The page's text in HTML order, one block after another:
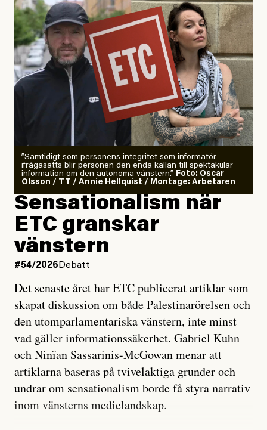
”Samtidigt som personens integritet som informatör
ifrågasätts blir personen den enda källan till spektakulär
information om den autonoma vänstern.” Foto: Oscar
Olsson / TT / Annie Hellquist / Montage: Arbetaren
Sensationalism när
ETC granskar
vänstern
#54/2026 Debatt
Det senaste året har ETC publicerat artiklar som
skapat diskussion om både Palestinarörelsen och
den utomparlamentariska vänstern, inte minst
vad gäller informationssäkerhet. Gabriel Kuhn
och Ninïan Sassarinis-McGowan menar att
artiklarna baseras på tvivelaktiga grunder och
undrar om sensationalism borde få styra narrativ
inom vänsterns medielandskap.